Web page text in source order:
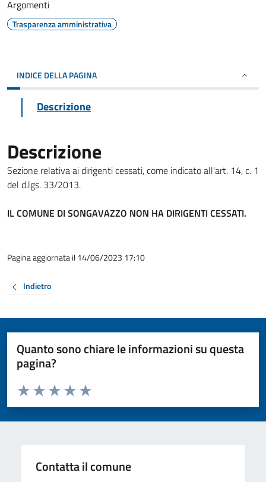
Argomenti
Trasparenza amministrativa
INDICE DELLA PAGINA
Descrizione
Descrizione
Sezione relativa ai dirigenti cessati, come indicato all'art. 14, c. 1
del d.lgs. 33/2013.
IL COMUNE DI SONGAVAZZO NON HA DIRIGENTI CESSATI.
Pagina aggiornata il 14/06/2023 17:10
Indietro
Quanto sono chiare le informazioni su questa
pagina?
Valuta da 1 a 5 stelle la pagina
Valuta 5 stelle su 5
Valuta 4 stelle su 5
Valuta 3 stelle su 5
Valuta 2 stelle su 5
Valuta 1 stelle su 5
Contatta il comune